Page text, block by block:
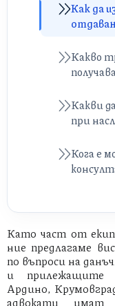
Как да
Какво
Какви
при
Кога е
Като част от
ние предлагаме
по въпроси на
и прилежащите
Ардино,
адвокати